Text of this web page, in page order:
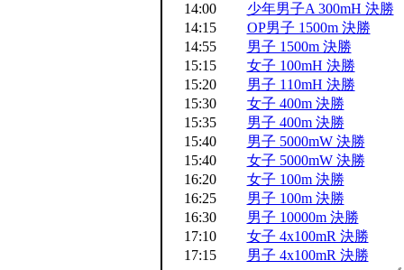
14:00
少年男子A 300mH 決勝
14:15
OP男子 1500m 決勝
14:55
男子 1500m 決勝
15:15
女子 100mH 決勝
15:20
男子 110mH 決勝
15:30
女子 400m 決勝
15:35
男子 400m 決勝
15:40
男子 5000mW 決勝
15:40
女子 5000mW 決勝
16:20
女子 100m 決勝
16:25
男子 100m 決勝
16:30
男子 10000m 決勝
17:10
女子 4x100mR 決勝
17:15
男子 4x100mR 決勝